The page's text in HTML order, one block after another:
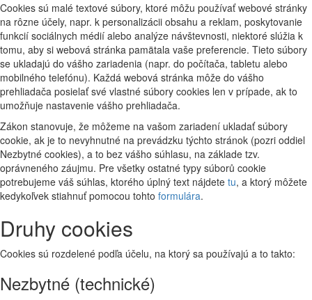
Cookies sú malé textové súbory, ktoré môžu používať webové stránky
na rôzne účely, napr. k personalizácii obsahu a reklam, poskytovanie
funkcií sociálnych médií alebo analýze návštevnosti, niektoré slúžia k
tomu, aby si webová stránka pamätala vaše preferencie. Tieto súbory
se ukladajú do vášho zariadenia (napr. do počítača, tabletu alebo
mobilného telefónu). Každá webová stránka môže do vášho
prehliadača posielať své vlastné súbory cookies len v prípade, ak to
umožňuje nastavenie vášho prehliadača.
Zákon stanovuje, že môžeme na vašom zariadení ukladať súbory
cookie, ak je to nevyhnutné na prevádzku týchto stránok (pozri oddiel
Nezbytné cookies), a to bez vášho súhlasu, na základe tzv.
oprávneného záujmu. Pre všetky ostatné typy súborů cookie
potrebujeme váš súhlas, ktorého úplný text nájdete tu, a ktorý môžete
kedykoľvek stiahnuť pomocou tohto formulára.
Druhy cookies
Cookies sú rozdelené podľa účelu, na ktorý sa používajú a to takto:
Nezbytné (technické)